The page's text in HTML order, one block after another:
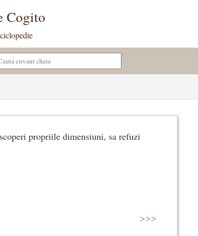
Cogito
propriile dimensiuni, sa refuzi
>>>